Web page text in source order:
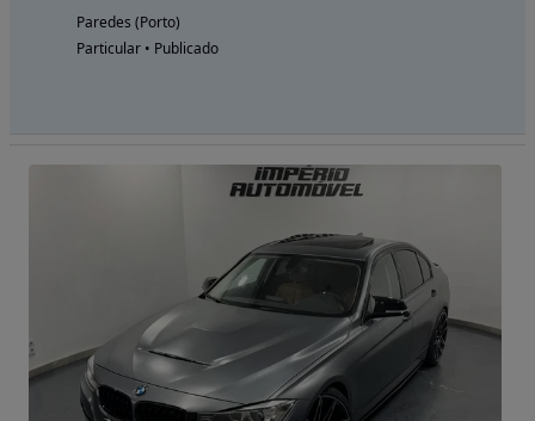
Paredes (Porto)
Particular • Publicado